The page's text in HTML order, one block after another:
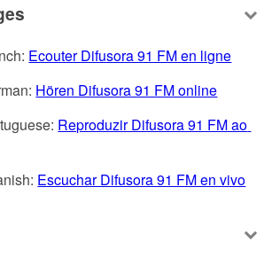
Ecouter Difusora 91 FM en ligne
Hören Difusora 91 FM online
Reproduzir Difusora 91 FM ao
Escuchar Difusora 91 FM en vivo